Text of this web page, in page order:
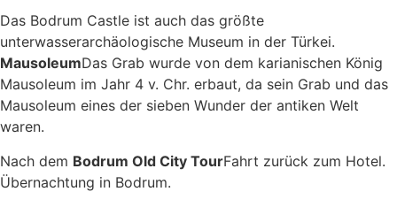
Das Bodrum Castle ist auch das größte
unterwasserarchäologische Museum in der Türkei.
MausoleumDas Grab wurde von dem karianischen König
Mausoleum im Jahr 4 v. Chr. erbaut, da sein Grab und das
Mausoleum eines der sieben Wunder der antiken Welt
waren.
Nach dem Bodrum Old City TourFahrt zurück zum Hotel.
Übernachtung in Bodrum.